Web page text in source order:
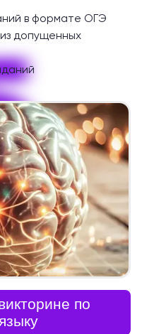
в формате ОГЭ
допущенных
по